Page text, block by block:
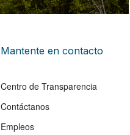
Mantente en contacto
Centro de Transparencia
Contáctanos
Empleos